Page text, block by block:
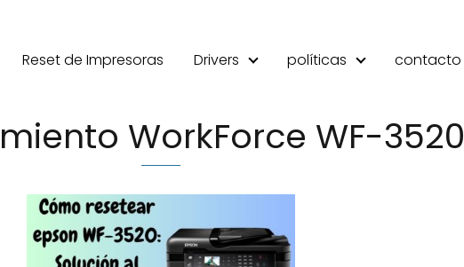
Reset de Impresoras Drivers políticas contacto
WorkForce WF-3520